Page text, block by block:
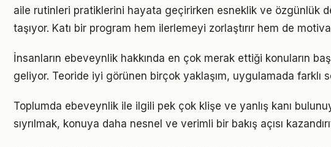
aile rutinleri pratiklerini hayata geçirirken esneklik ve özgünlük
taşıyor. Katı bir program hem ilerlemeyi zorlaştırır hem de
İnsanların ebeveynlik hakkında en çok merak ettiği konuların
geliyor. Teoride iyi görünen birçok yaklaşım, uygulamada farklı
Toplumda ebeveynlik ile ilgili pek çok klişe ve yanlış kanı
sıyrılmak, konuya daha nesnel ve verimli bir bakış açısı